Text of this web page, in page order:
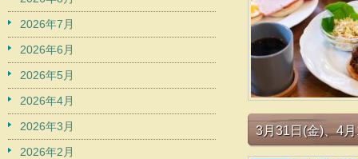
3月31日(金)、4
2026年7月
2026年6月
2026年5月
2026年4月
2026年3月
2026年2月